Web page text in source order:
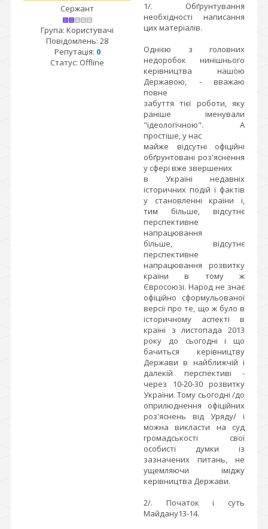
Сержант
Група: Користувачі
Повідомлень: 28
Репутація: 0
Статус: Offline
1/. Обґрунтування
необхідності написання
цих матеріалів.
Однією з головних
недоробок нинішнього
керівництва нашою
Державою, - вважаю
повне
забуття тієї роботи, яку
раніше іменували
"ідеологічною". А
простіше, у нас
майже відсутні офіційні
обґрунтовані роз'яснення
у сфері вже звершених
в Україні недавніх
історичних подій і фактів
у становленні країни і,
тим більше, відсутнє
перспективне
напрацювання
більше, відсутнє
перспективне
напрацювання розвитку
країни в тому ж
Євросоюзі. Народ не знає
офіційно сформульованої
версії про те, що ж було в
історичному аспекті в
країні з листопада 2013
року до сьогодні і що
бачиться керівництву
Держави в найближчій і
далекій перспективі -
через 10-20-30 розвитку
України. Тому сьогодні /до
оприлюднення офіційних
роз'яснень від Уряду/ і
можна викласти на суд
громадськості свої
особисті думки із
зазначених питань, не
ущемляючи іміджу
керівництва Держави.
2/. Початок і суть
Майдану13-14.